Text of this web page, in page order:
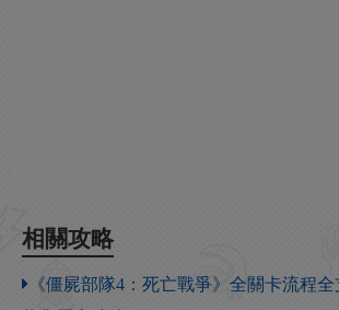
相關攻略
《僵屍部隊4：死亡戰爭》全關卡流程